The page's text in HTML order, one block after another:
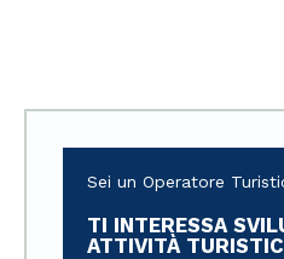
Sei un Operatore
TI INTERESSA
ATTIVITÀ